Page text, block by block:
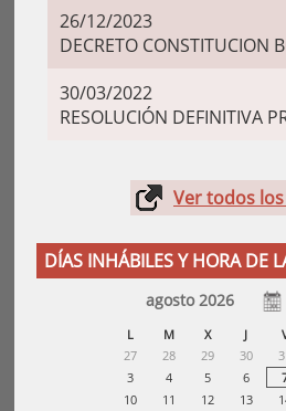
26/12/2023
DECRETO CONSTITUCION
30/03/2022
RESOLUCIÓN DEFINITIVA
Ver todos
DÍAS INHÁBILES Y HORA DE
agosto 2026
L M X J
27
28 29 30
3
4 5 6
10
11 12 13